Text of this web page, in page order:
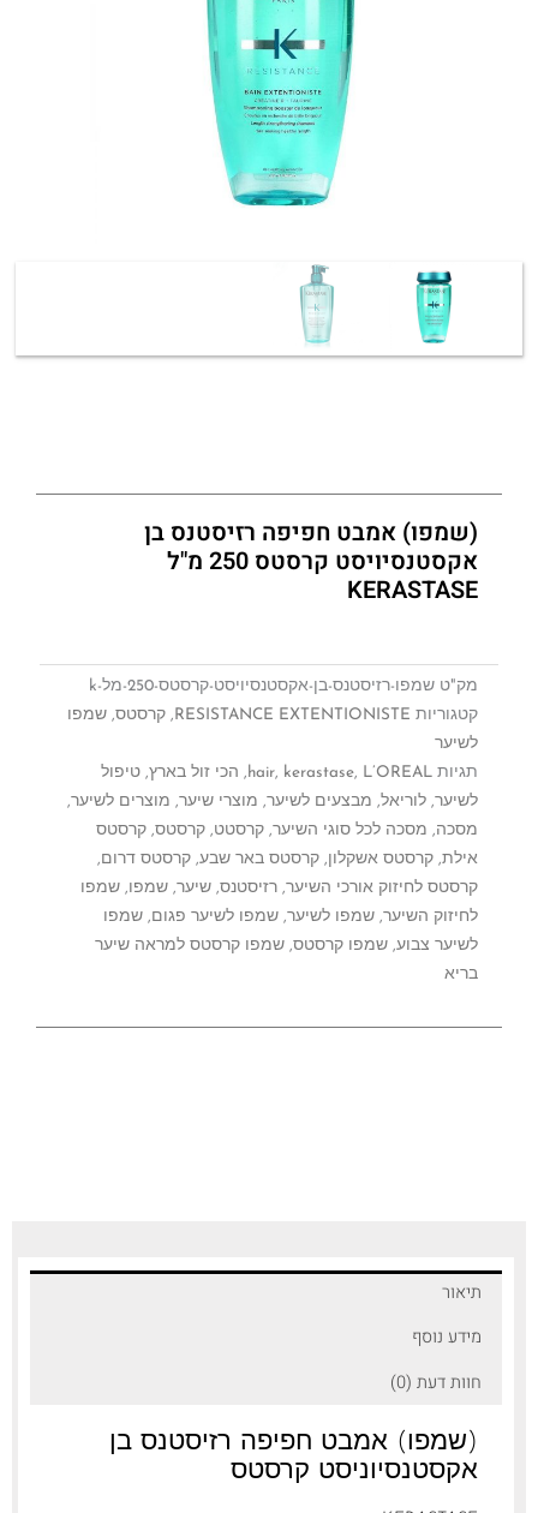
(שמפו) אמבט חפיפה רזיסטנס בן
אקסטנסיויסט קרסטס 250 מ"ל
KERASTASE
מק"ט שמפו-רזיסטנס-בן-אקסטנסיויסט-קרסטס-250-מל-k
קטגוריות RESISTANCE EXTENTIONISTE
, קרסטס, שמפו
לשיער
תגיות
hair, kerastase, L’OREAL
, הכי זול בארץ, טיפול
לשיער, לוריאל, מבצעים לשיער, מוצרי שיער, מוצרים לשיער,
מסכה, מסכה לכל סוגי השיער, קרסטט, קרסטס, קרסטס
אילת, קרסטס אשקלון , קרסטס באר שבע, קרסטס דרום ,
קרסטס לחיזוק אורכי השיער, רזיסטנס, שיער, שמפו , שמפו
לחיזוק השיער, שמפו לשיער, שמפו לשיער פגום , שמפו
לשיער צבוע, שמפו קרסטס, שמפו קרסטס למראה שיער
בריא
תיאור
מידע נוסף
חוות דעת (0)
(שמפו) אמבט חפיפה רזיסטנס בן
אקסטנסיוניסט קרסטס